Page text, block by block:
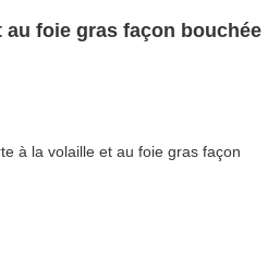
au foie gras façon bouchée